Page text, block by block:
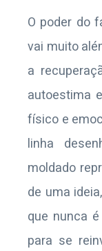
O poder do
vai muito
a
autoestima
físico e
linha
moldado
de uma
que nunca
para se